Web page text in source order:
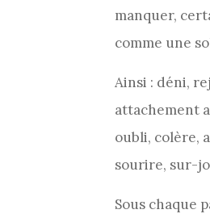
manquer,
comme une
Ainsi : déni,
attachement
oubli, colère,
sourire, sur-
Sous chaque